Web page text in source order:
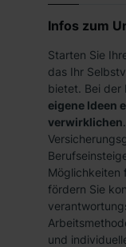
Infos zum
Starten Sie
das Ihr
bietet. Bei der
eigene Ideen
verwirklichen
Möglichkeiten
fördern Sie
und